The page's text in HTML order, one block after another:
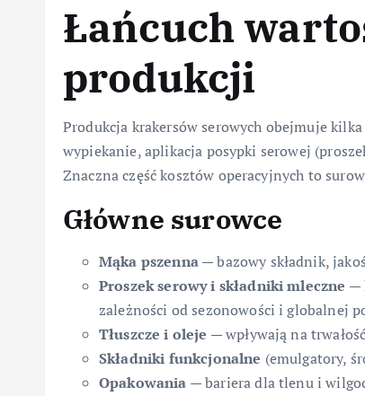
Łańcuch
produkcji
Produkcja krakersów serowych obejmuje
wypiekanie, aplikacja posypki serowej
Znaczna część kosztów operacyjnych to
Główne surowce
Mąka pszenna— bazowy składnik,
Proszek serowy i składniki mleczne —
zależności od sezonowości i globalnej
Tłuszcze i oleje — wpływają na
Składniki funkcjonalne (emulgatory,
Opakowania — bariera dla tlenu i